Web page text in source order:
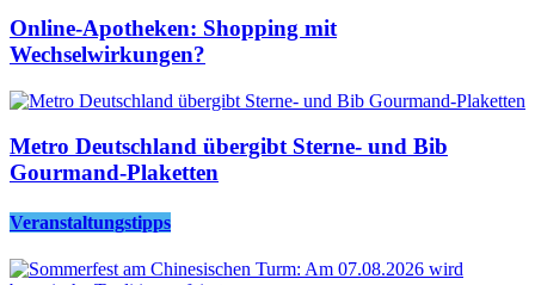
Online-Apotheken: Shopping mit
Wechselwirkungen?
Metro Deutschland übergibt Sterne- und Bib
Gourmand-Plaketten
Veranstaltungstipps